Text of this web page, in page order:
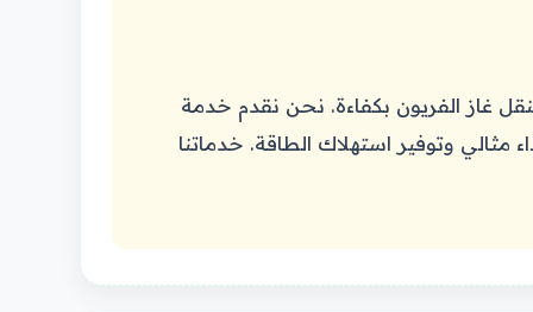
غاز الفريون بكفاءة. نحن نقدم خدمة
وتوفير استهلاك الطاقة. خدماتنا